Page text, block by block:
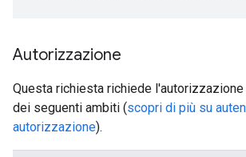
Autorizzazione
Questa richiesta richiede l'autorizzazione
dei seguenti ambiti (scopri di più su
autorizzazione).